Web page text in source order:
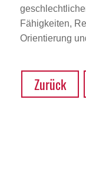
Fähigkeiten,
Orientierung
Zurück